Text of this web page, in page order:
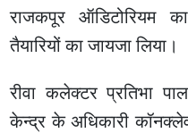
राजकपूर ऑडिटोरियम
तैयारियों का जायजा लिया।
रीवा कलेक्टर प्रतिभा
केन्द्र के अधिकारी